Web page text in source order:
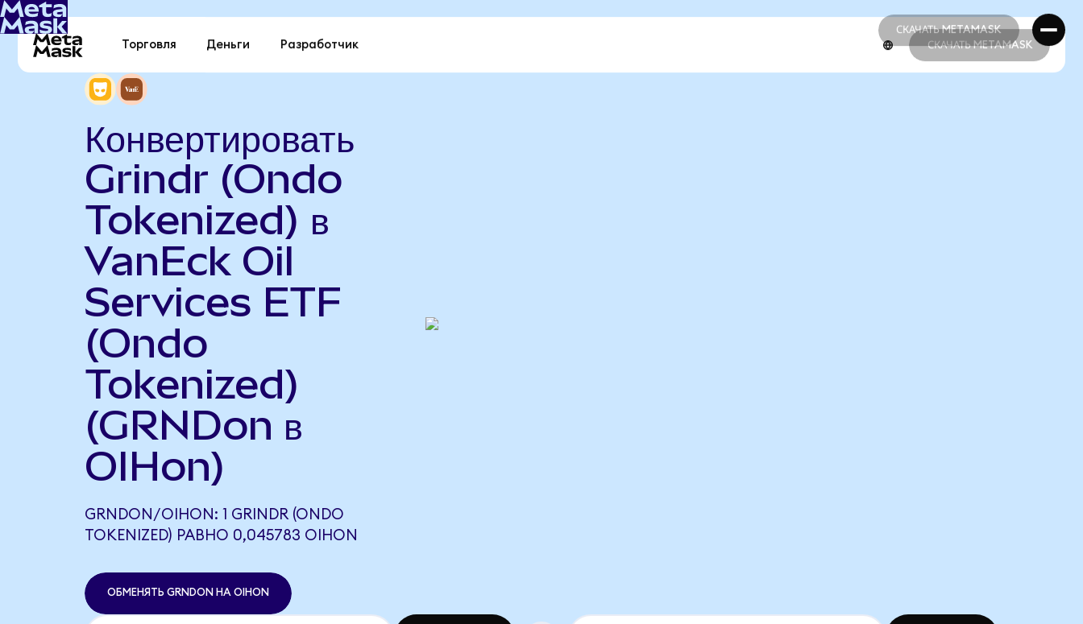
СКАЧАТЬ METAMASK
СКАЧАТЬ METAMASK
Торговля Деньги Разработчик СКАЧАТЬ METAMASK
Конвертировать
Grindr (Ondo
Tokenized) в
VanEck Oil
Services ETF
(Ondo
Tokenized)
(GRNDon в
OIHon)
GRNDON/OIHON: 1 GRINDR (ONDO
TOKENIZED) РАВНО 0,045783 OIHON
ОБМЕНЯТЬ GRNDON НА OIHON